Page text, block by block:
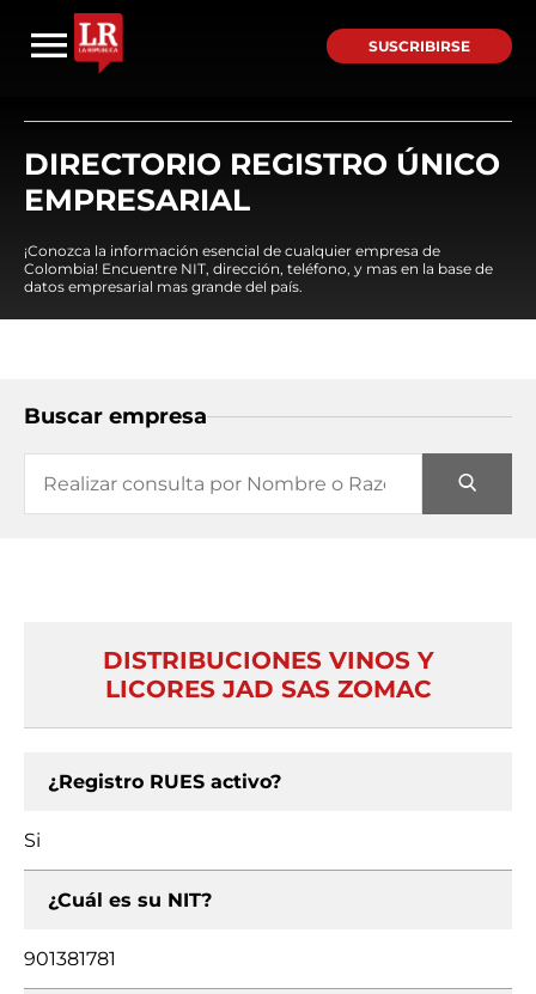
SUSCRIBIRSE
DIRECTORIO REGISTRO ÚNICO
EMPRESARIAL
¡Conozca la información esencial de cualquier empresa de
Colombia! Encuentre NIT, dirección, teléfono, y mas en la base de
datos empresarial mas grande del país.
Buscar empresa
DISTRIBUCIONES VINOS Y
LICORES JAD SAS ZOMAC
¿Registro RUES activo?
Si
¿Cuál es su NIT?
901381781